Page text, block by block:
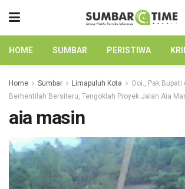
HOME SUMBAR PERISTIWA
Home Sumbar Limapuluh Kota
Ooi., Pak Bupati
Berhentilah Bersiteru, Tengoklah Proyek Jalan Aia
aia masin